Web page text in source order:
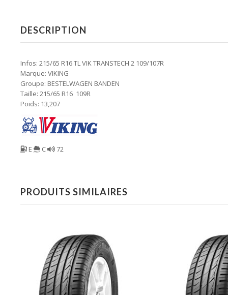
DESCRIPTION
Infos: 215/65 R16 TL VIK TRANSTECH 2 109/107R
Marque: VIKING
Groupe: BESTELWAGEN BANDEN
Taille: 215/65 R16 109R
Poids: 13,207
E C 72
PRODUITS SIMILAIRES